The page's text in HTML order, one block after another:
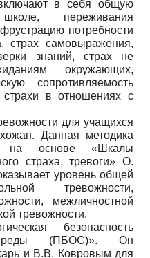
в себя общую
переживания
потребности
страх самовыражения,
знаний, страх не
окружающих,
сопротивляемость
в отношениях с
для учащихся
Данная методика
на основе «Шкалы
страха, тревоги» О.
уровень общей
тревожности,
межличностной
тревожности.
безопасность
среды (ПБОС)». Он
и В.В. Ковровым для